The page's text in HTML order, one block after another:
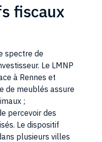
fiscaux
spectre de
Le LMNP
à Rennes et
de meublés assure
;
percevoir des
Le dispositif
plusieurs villes